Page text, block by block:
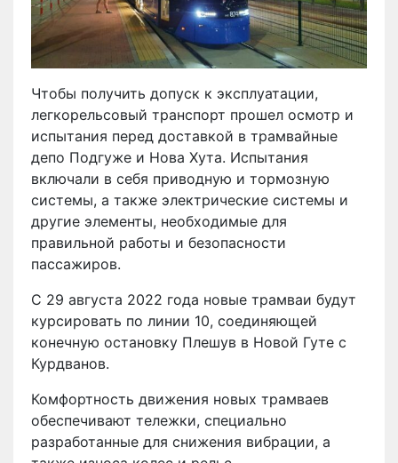
Чтобы получить допуск к эксплуатации,
легкорельсовый транспорт прошел осмотр и
испытания перед доставкой в ​​трамвайные
депо Подгуже и Нова Хута. Испытания
включали в себя приводную и тормозную
системы, а также электрические системы и
другие элементы, необходимые для
правильной работы и безопасности
пассажиров.
С 29 августа 2022 года новые трамваи будут
курсировать по линии 10, соединяющей
конечную остановку Плешув в Новой Гуте с
Курдванов.
Комфортность движения новых трамваев
обеспечивают тележки, специально
разработанные для снижения вибрации, а